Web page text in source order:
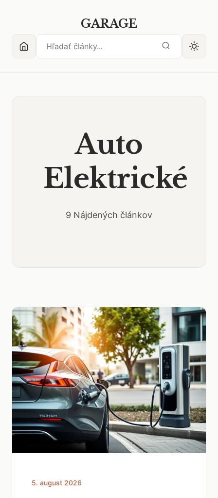
GARAGE
Auto
Elektrické
9 Nájdených článkov
5. august 2026